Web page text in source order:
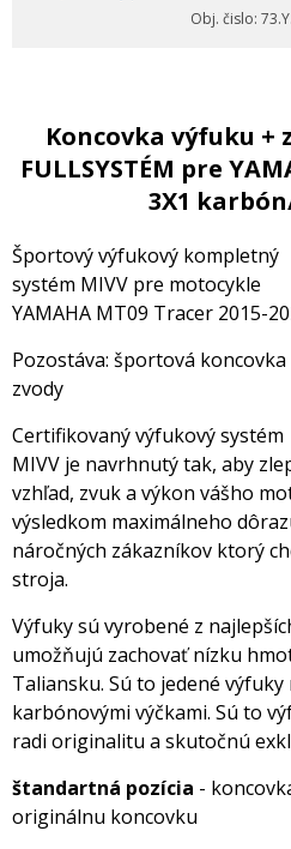
Obj. čislo:
Koncovka výfuku +
FULLSYSTÉM pre
3X1
Športový výfukový kompletný
systém MIVV pre motocykle
YAMAHA MT09 Tracer 2015-
Pozostáva: športová koncovka
zvody
Certifikovaný výfukový systém
MIVV je navrhnutý tak, aby
vzhľad, zvuk a výkon vášho
výsledkom maximálneho
náročných zákazníkov ktorý
stroja.
Výfuky sú vyrobené z
umožňujú zachovať nízku
Taliansku. Sú to jedené výfuky
karbónovými výčkami. Sú to
radi originalitu a skutočnú
štandartná pozícia -
originálnu koncovku